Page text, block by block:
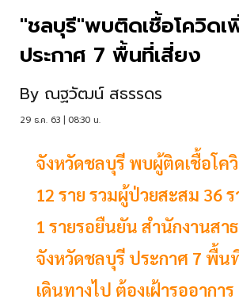
"ชลบุรี"พบติดเชื้อโควิดเ
ประกาศ 7 พื้นที่เสี่ยง
By ณฐวัฒน์ สธรรดร
29 ธ.ค. 63 | 08:30 น.
จังหวัดชลบุรี พบผู้ติดเชื้อโค
12 ราย รวมผู้ป่วยสะสม 36
1 รายรอยืนยัน สำนักงานสา
จังหวัดชลบุรี ประกาศ 7 พื้น
เดินทางไป ต้องเฝ้ารออาการ